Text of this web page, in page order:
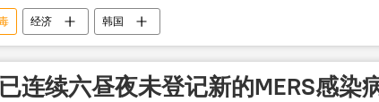
经济 韩国
连续六昼夜未登记新的MERS感染